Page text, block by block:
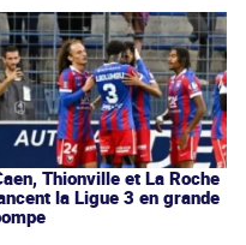
Thionville et La Roche
la Ligue 3 en grande